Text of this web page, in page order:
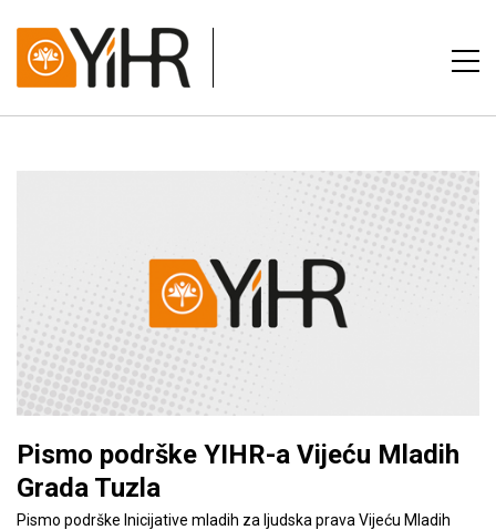
Pismo podrške YIHR-a Vijeću Mladih
Grada Tuzla
Pismo podrške Inicijative mladih za ljudska prava Vijeću Mladih